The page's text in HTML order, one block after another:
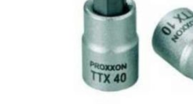
AKCIJA! Pločasti